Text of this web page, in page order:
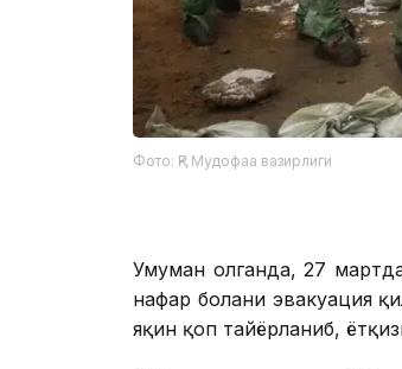
Фото: ҚР Мудофаа вазирлиги
Умуман олганда, 27
нафар болани эвакуация
яқин қоп тайёрланиб,